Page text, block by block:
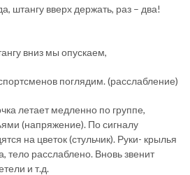
штангу вверх держать, раз – два!
вниз мы опускаем,
поглядим. (расслабление)
летает медленно по группе,
(напряжение). По сигналу
на цветок (стульчик). Руки- крылья
расслаблено. Вновь звенит
и т.д.